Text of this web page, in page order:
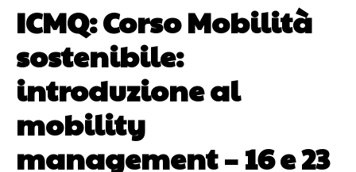
ICMQ: Corso Mobilità
sostenibile:
introduzione al
mobility
management – 16 e 23